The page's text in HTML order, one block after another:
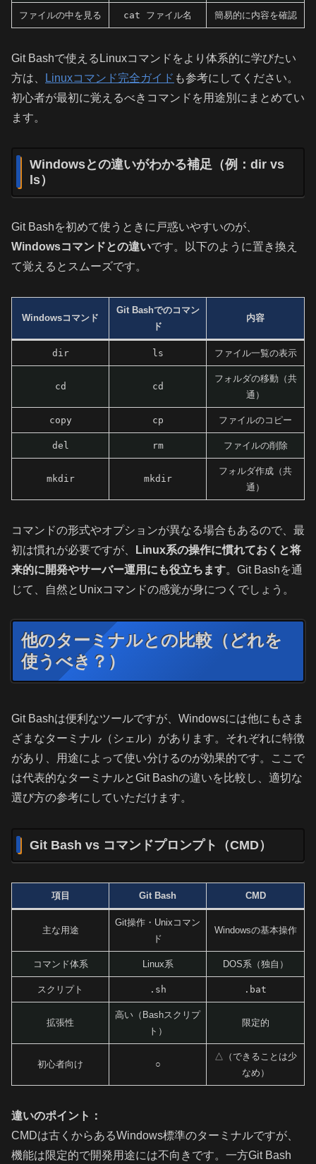
ファイルの中を見る cat ファイル名 簡易的に内容を確認
Git Bashで使えるLinuxコマンドをより体系的に学びたい
方は、
Linuxコマンド完全ガイド も参考にしてください。
初心者が最初に覚えるべきコマンドを用途別にまとめてい
ます。
Windowsとの違いがわかる補足（例：dir vs
ls）
Git Bashを初めて使うときに戸惑いやすいのが、
Windowsコマンドとの違いです。以下のように置き換え
て覚えるとスムーズです。
Windowsコマンド
Git Bashでのコマン
ド
内容
dir ls ファイル一覧の表示
cd cd
フォルダの移動（共
通）
copy cp ファイルのコピー
del rm ファイルの削除
mkdir mkdir
フォルダ作成（共
通）
コマンドの形式やオプションが異なる場合もあるので、最
初は慣れが必要ですが、
Linux系の操作に慣れておくと将
来的に開発やサーバー運用にも役立ちます。Git Bashを通
じて、自然とUnixコマンドの感覚が身につくでしょう。
他のターミナルとの比較（どれを
使うべき？）
Git Bashは便利なツールですが、Windowsには他にもさま
ざまなターミナル（シェル）があります。それぞれに特徴
があり、用途によって使い分けるのが効果的です。ここで
は代表的なターミナルとGit Bashの違いを比較し、適切な
選び方の参考にしていただけます。
Git Bash vs コマンドプロンプト（CMD）
項目 Git Bash CMD
主な用途
Git操作・Unixコマン
ド
Windowsの基本操作
コマンド体系 Linux系 DOS系（独自）
スクリプト .sh .bat
拡張性
高い（Bashスクリプ
ト）
限定的
初心者向け ○
△（できることは少
なめ）
違いのポイント：
CMDは古くからあるWindows標準のターミナルですが、
機能は限定的で開発用途には不向きです。一方Git Bash